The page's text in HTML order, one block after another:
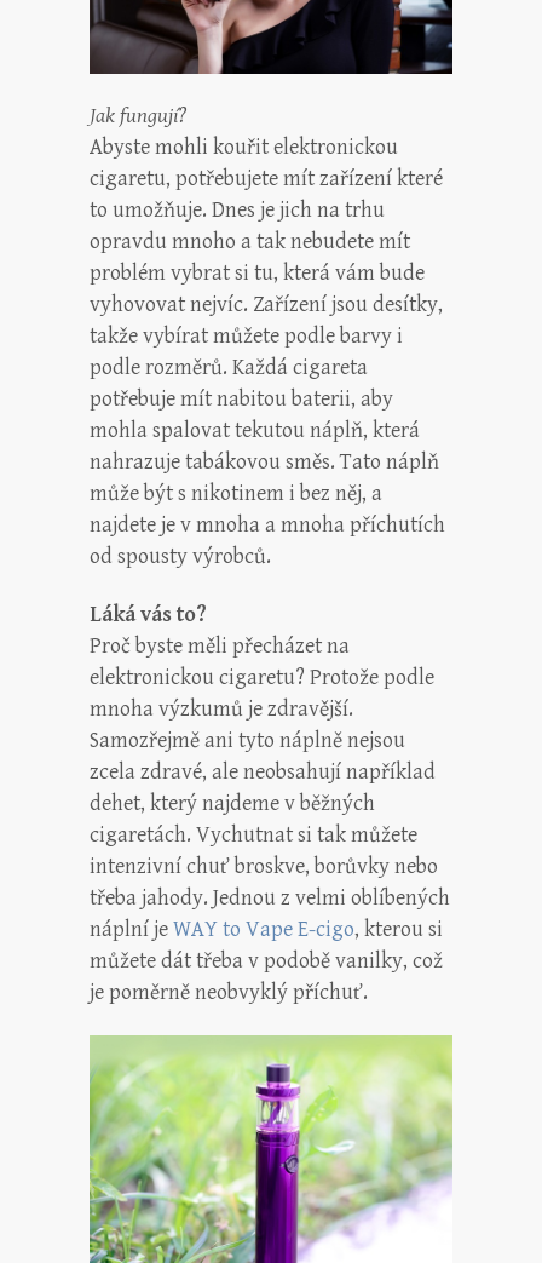
Jak fungují?
Abyste mohli kouřit elektronickou
cigaretu, potřebujete mít zařízení které
to umožňuje. Dnes je jich na trhu
opravdu mnoho a tak nebudete mít
problém vybrat si tu, která vám bude
vyhovovat nejvíc. Zařízení jsou desítky,
takže vybírat můžete podle barvy i
podle rozměrů. Každá cigareta
potřebuje mít nabitou baterii, aby
mohla spalovat tekutou náplň, která
nahrazuje tabákovou směs. Tato náplň
může být s nikotinem i bez něj, a
najdete je v mnoha a mnoha příchutích
od spousty výrobců.
Láká vás to?
Proč byste měli přecházet na
elektronickou cigaretu? Protože podle
mnoha výzkumů je zdravější.
Samozřejmě ani tyto náplně nejsou
zcela zdravé, ale neobsahují například
dehet, který najdeme v běžných
cigaretách. Vychutnat si tak můžete
intenzivní chuť broskve, borůvky nebo
třeba jahody. Jednou z velmi oblíbených
náplní jeWAY to Vape E-cigo, kterou si
můžete dát třeba v podobě vanilky, což
je poměrně neobvyklý příchuť.